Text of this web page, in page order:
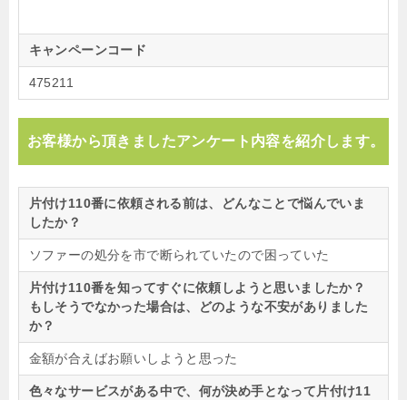
キャンペーンコード
475211
お客様から頂きましたアンケート内容を紹介します。
片付け110番に依頼される前は、どんなことで悩んでいま
したか？
ソファーの処分を市で断られていたので困っていた
片付け110番を知ってすぐに依頼しようと思いましたか？
もしそうでなかった場合は、どのような不安がありました
か？
金額が合えばお願いしようと思った
色々なサービスがある中で、何が決め手となって片付け11